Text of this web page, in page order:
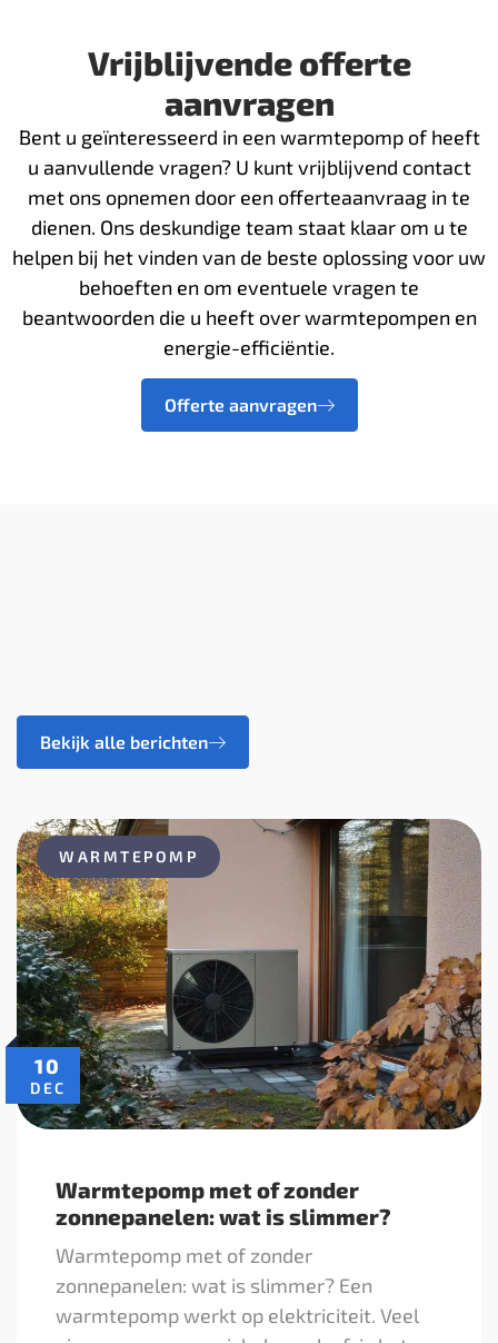
Vrijblijvende offerte
aanvragen
Bent u geïnteresseerd in een warmtepomp of heeft
u aanvullende vragen? U kunt vrijblijvend contact
met ons opnemen door een offerteaanvraag in te
dienen. Ons deskundige team staat klaar om u te
helpen bij het vinden van de beste oplossing voor uw
behoeften en om eventuele vragen te
beantwoorden die u heeft over warmtepompen en
energie-efficiëntie.
Offerte aanvragen
Bekijk alle berichten
10
DEC
WARMTEPOMP
Warmtepomp met of zonder
zonnepanelen: wat is slimmer?
Warmtepomp met of zonder
zonnepanelen: wat is slimmer? Een
warmtepomp werkt op elektriciteit. Veel